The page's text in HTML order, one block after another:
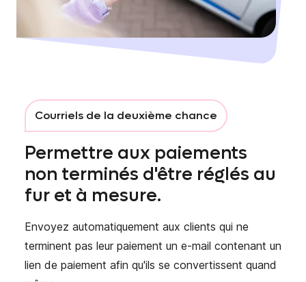
Courriels de la deuxième chance
Permettre aux paiements
non terminés d'être réglés au
fur et à mesure.
Envoyez automatiquement aux clients qui ne
terminent pas leur paiement un e-mail contenant un
lien de paiement afin qu'ils se convertissent quand